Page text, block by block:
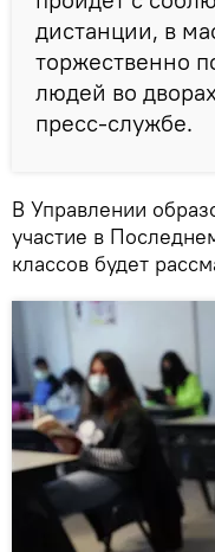
дистанции, в
торжественно
людей во
пресс-службе.
В Управлении
участие в
классов будет